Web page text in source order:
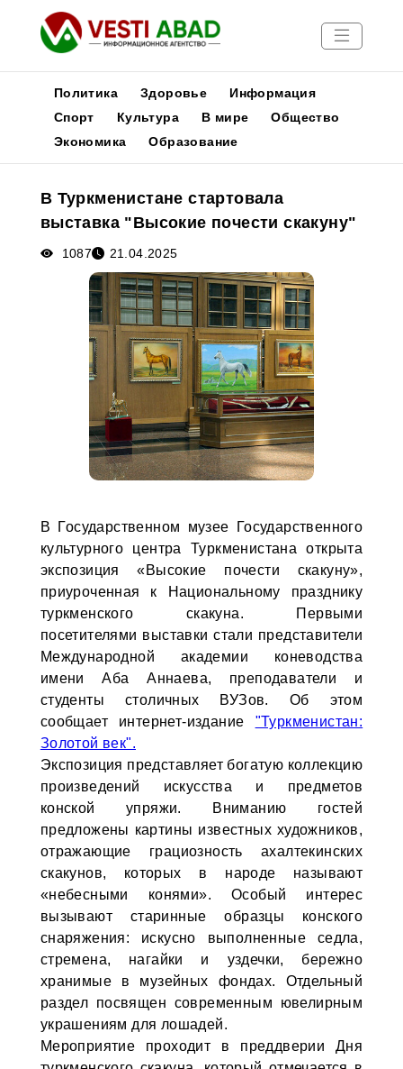
Новости
Медиа
Афиша
Политика Здоровье
Информация
Спорт
Культура В мире
Общество
Экономика
Образование
В Туркменистане стартовала
выставка "Высокие почести скакуну"
1087 21.04.2025
В Государственном музее Государственного
культурного центра Туркменистана открыта
экспозиция «Высокие почести скакуну»,
приуроченная к Национальному празднику
туркменского скакуна. Первыми
посетителями выставки стали представители
Международной академии коневодства
имени Аба Аннаева, преподаватели и
студенты столичных ВУЗов. Об этом
сообщает интернет-издание "Туркменистан:
Золотой век".
Экспозиция представляет богатую коллекцию
произведений искусства и предметов
конской упряжи. Вниманию гостей
предложены картины известных художников,
отражающие грациозность ахалтекинских
скакунов, которых в народе называют
«небесными конями». Особый интерес
вызывают старинные образцы конского
снаряжения: искусно выполненные седла,
стремена, нагайки и уздечки, бережно
хранимые в музейных фондах. Отдельный
раздел посвящен современным ювелирным
украшениям для лошадей.
Мероприятие проходит в преддверии Дня